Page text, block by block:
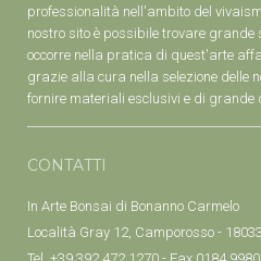
professionalità nell'ambito del
nostro sito è possibile trovare grande
occorre nella pratica di quest'arte
grazie alla cura nella selezione delle
fornire materiali esclusivi e di grande
CONTATTI
In Arte Bonsai di Bonanno Carmelo
Località Gray 12, Camporosso -